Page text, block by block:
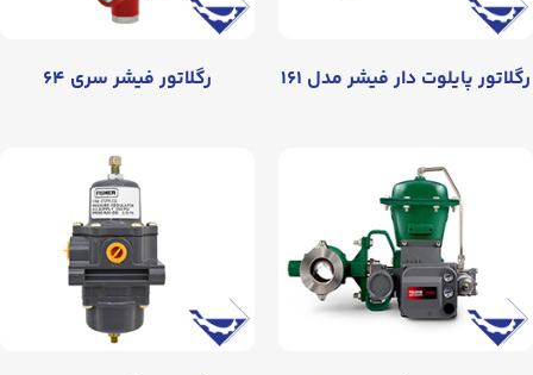
رگلاتور پایلوت دار فیشر مدل ۱۶۱ رگلاتور فیشر سری ۶۴